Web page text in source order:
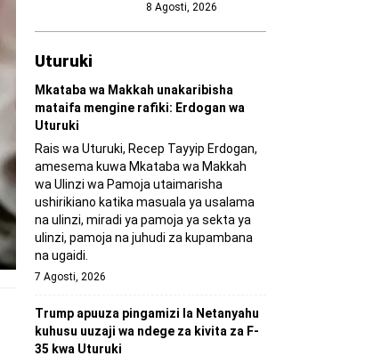
8 Agosti, 2026
Uturuki
Mkataba wa Makkah unakaribisha
mataifa mengine rafiki: Erdogan wa
Uturuki
Rais wa Uturuki, Recep Tayyip Erdogan,
amesema kuwa Mkataba wa Makkah
wa Ulinzi wa Pamoja utaimarisha
ushirikiano katika masuala ya usalama
na ulinzi, miradi ya pamoja ya sekta ya
ulinzi, pamoja na juhudi za kupambana
na ugaidi.
7 Agosti, 2026
Trump apuuza pingamizi la Netanyahu
kuhusu uuzaji wa ndege za kivita za F-
35 kwa Uturuki